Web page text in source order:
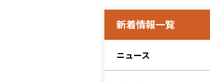
新着情報一覧
ニュース